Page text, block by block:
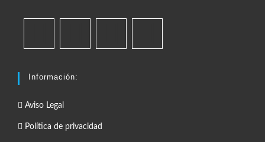
Información:
Aviso Legal
Política de privacidad